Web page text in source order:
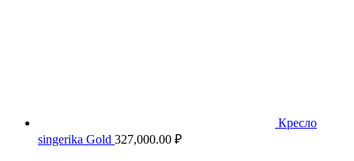
Кресло
singerika Gold 327,000.00 ₽